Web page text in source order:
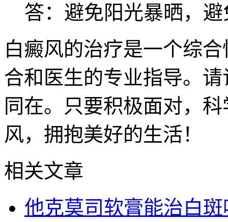
答：避免阳光暴晒，
白癜风的治疗是一个综
合和医生的专业指导。
同在。只要积极面对，
风，拥抱美好的生活！
相关文章
他克莫司软膏能治白